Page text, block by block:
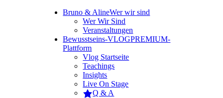
Bruno & AlineWer wir sind
Wer Wir Sind
Veranstaltungen
Bewusstseins-VLOGPREMIUM-
Plattform
Vlog Startseite
Teachings
Insights
Live On Stage
Q & A